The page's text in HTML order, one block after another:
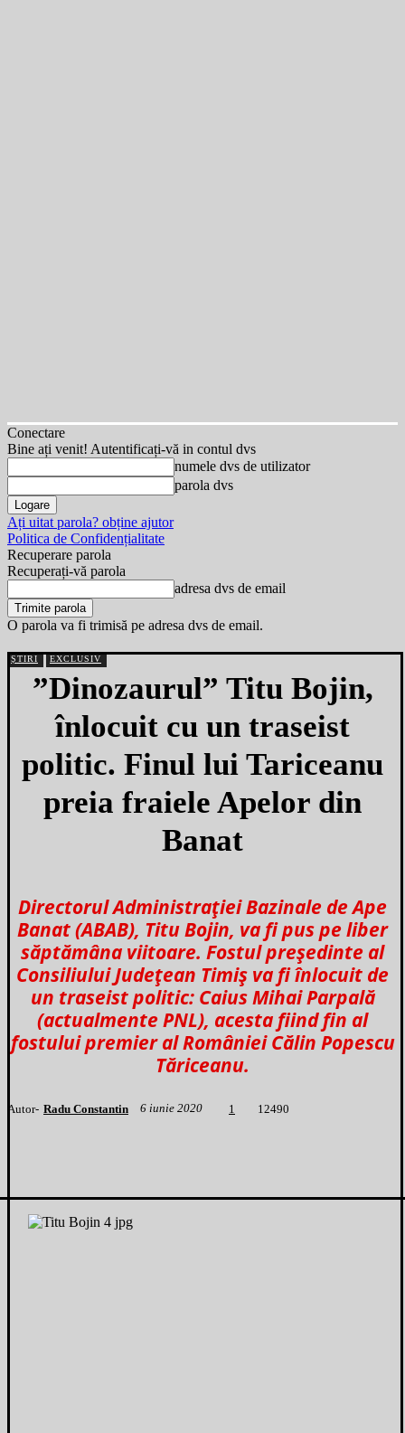
Conectare
Bine ați venit! Autentificați-vă in contul dvs
numele dvs de utilizator
parola dvs
Ați uitat parola? obține ajutor
Politica de Confidențialitate
Recuperare parola
Recuperați-vă parola
adresa dvs de email
O parola va fi trimisă pe adresa dvs de email.
ȘTIRI EXCLUSIV
”Dinozaurul” Titu Bojin,
înlocuit cu un traseist
politic. Finul lui Tariceanu
preia fraiele Apelor din
Banat
Directorul Administrației Bazinale de Ape
Banat (ABAB), Titu Bojin, va fi pus pe liber
săptămâna viitoare. Fostul președinte al
Consiliului Județean Timiș va fi înlocuit de
un traseist politic: Caius Mihai Parpală
(actualmente PNL), acesta fiind fin al
fostului premier al României Călin Popescu
Tăriceanu.
Autor- Radu Constantin 6 iunie 2020 1 1 2490